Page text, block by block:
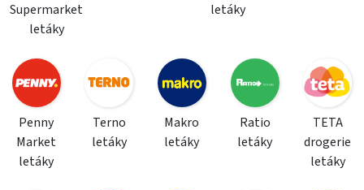
Supermarket
letáky
letáky
Penny
Market
letáky
Terno
letáky
Makro
letáky
Ratio
letáky
TETA
drogerie
letáky